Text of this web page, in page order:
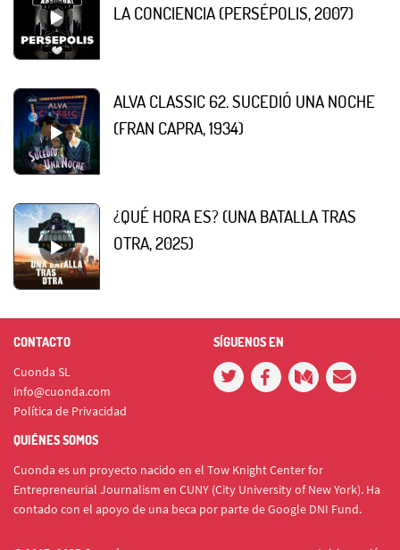
LA CONCIENCIA (PERSÉPOLIS, 2007)
ALVA CLASSIC 62. SUCEDIÓ UNA NOCHE
(FRAN CAPRA, 1934)
¿QUÉ HORA ES? (UNA BATALLA TRAS
OTRA, 2025)
CONTACTO
Cuonda SL
info@cuonda.com
Política de Privacidad
SÍGUENOS EN
QUIÉNES SOMOS
Cuonda es un proyecto nacido en el Tow Knight Center for
Entrepreneurial Journalism en CUNY (City University of New York). Ha
contado con el apoyo de una beca por parte de Google DNI Fund.